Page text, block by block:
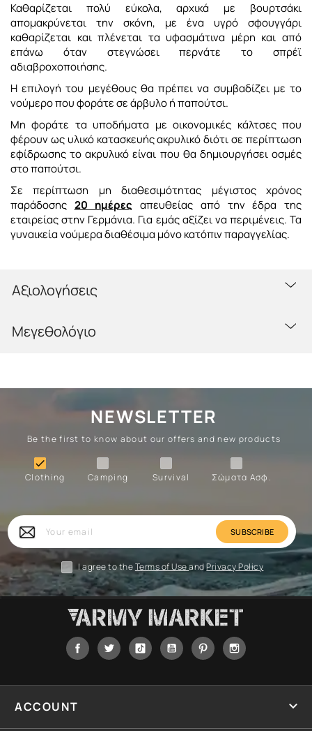
Καθαρίζεται πολύ εύκολα, αρχικά με βουρτσάκι
απομακρύνεται την σκόνη, με ένα υγρό σφουγγάρι
καθαρίζεται και πλένεται τα υφασμάτινα μέρη και από
επάνω όταν στεγνώσει περνάτε το σπρέϊ
αδιαβροχοποιήσης.
Η επιλογή του μεγέθους θα πρέπει να συμβαδίζει με το
νούμερο που φοράτε σε άρβυλο ή παπούτσι.
Μη φοράτε τα υποδήματα με οικονομικές κάλτσες που
φέρουν ως υλικό κατασκευής ακρυλικό διότι σε περίπτωση
εφίδρωσης το ακρυλικό είναι που θα δημιουργήσει οσμές
στο παπούτσι.
Σε περίπτωση μη διαθεσιμότητας μέγιστος χρόνος
παράδοσης 20 ημέρες απευθείας από την έδρα της
εταιρείας στην Γερμάνια. Για εμάς αξίζει να περιμένεις. Τα
γυναικεία νούμερα διαθέσιμα μόνο κατόπιν παραγγελίας.
Αξιολογήσεις
Μεγεθολόγιο
NEWSLETTER
Be the first to know about our offers and new products
Σώματα Ασφ.
Survival
Camping
Clothing

Clothing
Your
email
I agree to theTerms of UseandPrivacy Policy
FacebookTwitter Tiktok YouTube Pinterest
ACCOUNT 